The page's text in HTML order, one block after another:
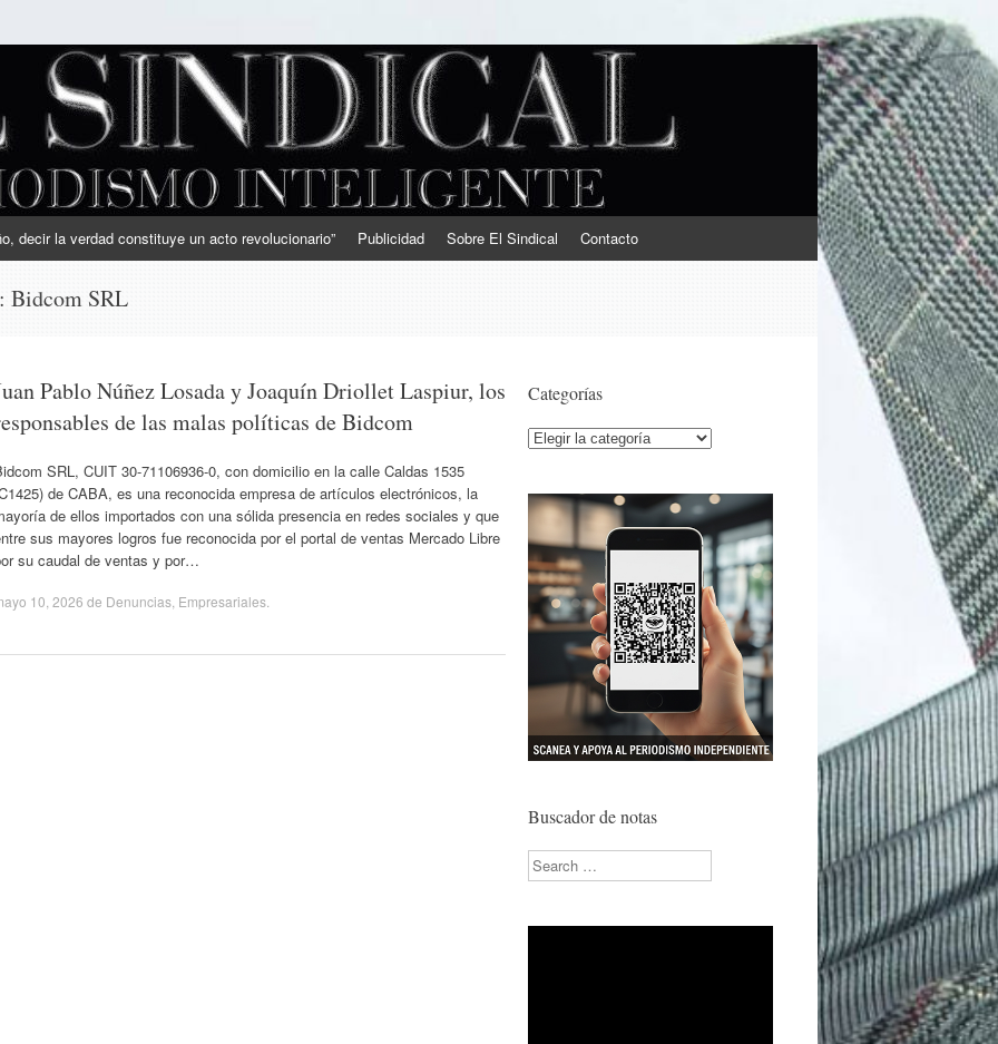
decir la verdad constituye un acto revolucionario” Publicidad Sobre El Sindical Contacto
Bidcom SRL
Pablo Núñez Losada y Joaquín Driollet Laspiur, los
de las malas políticas de Bidcom
SRL, CUIT 30-71106936-0, con domicilio en la calle Caldas 1535
de CABA, es una reconocida empresa de artículos electrónicos, la
de ellos importados con una sólida presencia en redes sociales y que
sus mayores logros fue reconocida por el portal de ventas Mercado Libre
su caudal de ventas y por…
10, 2026 de Denuncias Empresariales
Categorías
Categorías
Buscador de notas
Search